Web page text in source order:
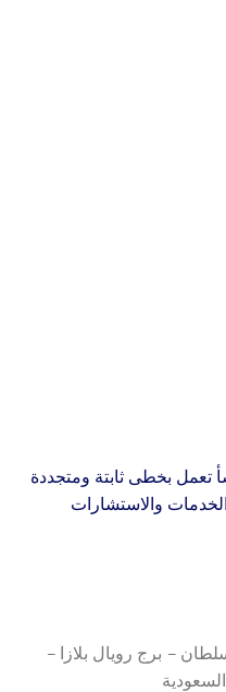
تعمل بخطى ثابتة ومتجددة
والاستشارات
– برج رويال بلازا –